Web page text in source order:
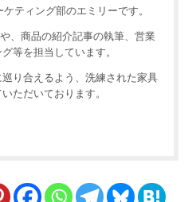
ティング部のエミリーです。
商品の紹介記事の執筆、営業
等を担当しています。
り合えるよう、洗練された家具
ただいております。